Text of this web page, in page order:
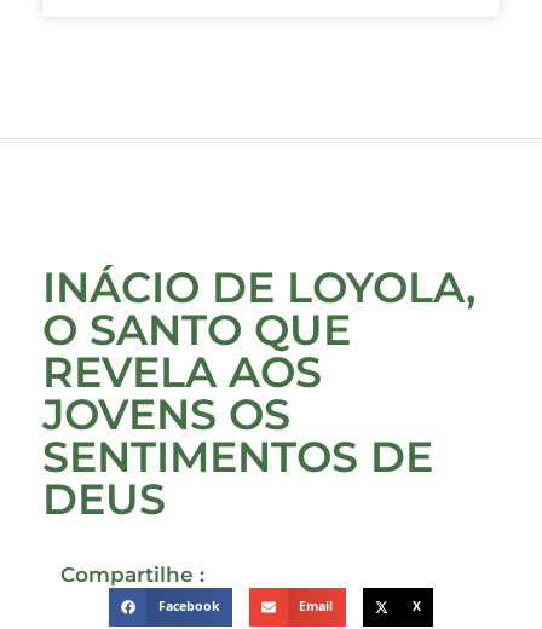
INÁCIO DE LOYOLA,
O SANTO QUE
REVELA AOS
JOVENS OS
SENTIMENTOS DE
DEUS
Compartilhe :
Facebook Email X